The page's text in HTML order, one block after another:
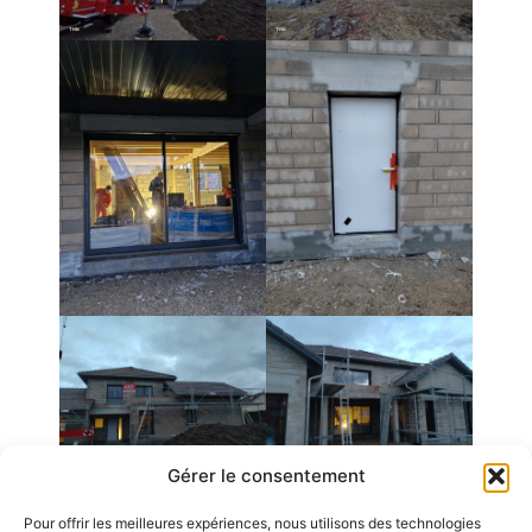
Gérer le consentement
Pour offrir les meilleures expériences, nous utilisons des technologies